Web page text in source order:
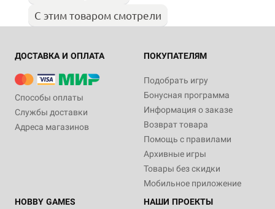
С этим товаром смотрели
ДОСТАВКА И ОПЛАТА
Способы оплаты
Службы доставки
Адреса магазинов
ПОКУПАТЕЛЯМ
Подобрать игру
Бонусная программа
Информация о заказе
Возврат товара
Помощь с правилами
Архивные игры
Товары без скидки
Мобильное приложение
HOBBY GAMES
НАШИ ПРОЕКТЫ